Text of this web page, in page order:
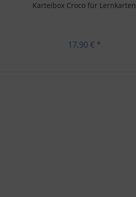
Karteibox Croco für Lernkarten
17,90 € *